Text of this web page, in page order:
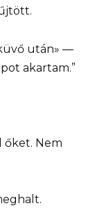
után» —
akartam.”
őket. Nem